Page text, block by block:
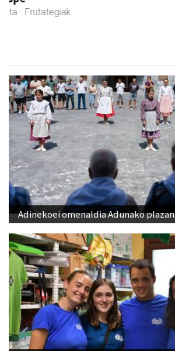
Urnieta - Hezkuntza
Adinekoei omenaldia Adunako plazan